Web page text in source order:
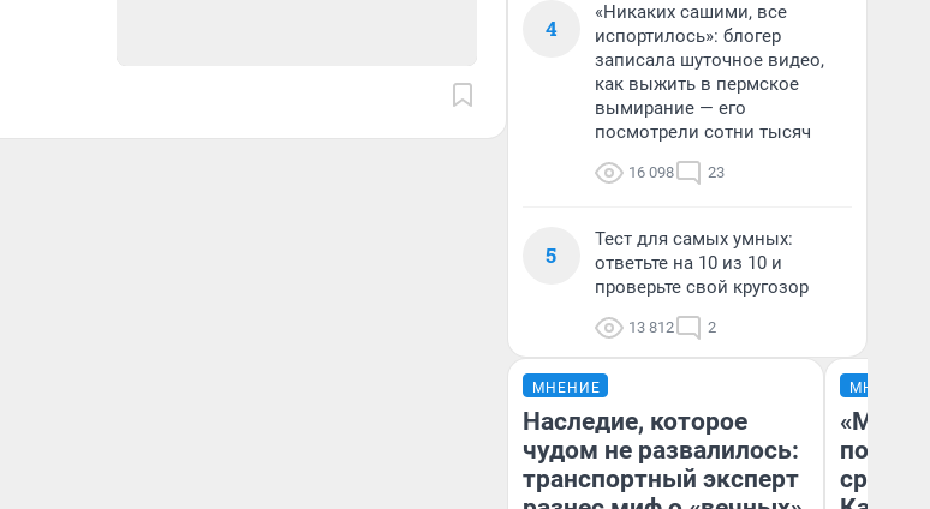
4
«Никаких сашими, все
испортилось»: блогер
записала шуточное видео,
как выжить в пермское
вымирание — его
посмотрели сотни тысяч
16 098 23
5
Тест для самых умных:
ответьте на 10 из 10 и
проверьте свой кругозор
13 812 2
МНЕНИЕ
Наследие, которое
чудом не развалилось:
транспортный эксперт
МНЕНИЕ